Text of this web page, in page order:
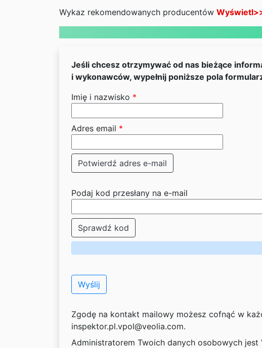
Wykaz rekomendowanych producentów
Jeśli chcesz otrzymywać od nas bieżące
i wykonawców, wypełnij poniższe pola
Imię i nazwisko *
Adres email *
Potwierdź adres e-mail
Podaj kod przesłany na e-mail
Sprawdź kod
Zgodę na kontakt mailowy możesz cofnąć w
inspektor.pl.vpol@veolia.com.
Administratorem Twoich danych osobowych